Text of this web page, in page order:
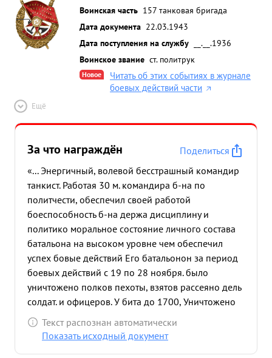
Воинская часть 157 танковая бригада
Дата документа 22.03.1943
Дата поступления на службу
__.__.1936
Воинское звание ст. политрук
Новое
Читать об этих событиях в журнале
боевых действий части
Ещё
За что награждён
Поделиться
«... Энергичный, волевой бесстрашный командир
танкист. Работая 30 м. командира б-на по
политчести, обеспечил своей работой
боеспособность б-на держа дисциплину и
политико моральное состояние личного состава
батальона на высоком уровне чем обеспечил
успех бовые действий Его батальонон за период
боевых действий с 19 по 28 ноября. было
уничтожено полков пехоты, взятов рассеяно дель
солдат. и офицеров. У бита до 1700, Уничтожено
Орудия 25 танков 4. Сбито 3 самолета. Взяты
трофеи свыше 24 Мотоцыклов завтобуса 60
Текст распознан автоматически
Показать исходный документ